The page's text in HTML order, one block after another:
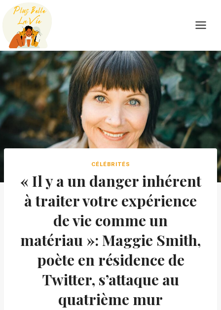
Skip
content
CÉLÉBRITÉS
« Il y a un danger inhérent
à traiter votre expérience
de vie comme un
matériau »: Maggie Smith,
poète en résidence de
Twitter, s’attaque au
quatrième mur